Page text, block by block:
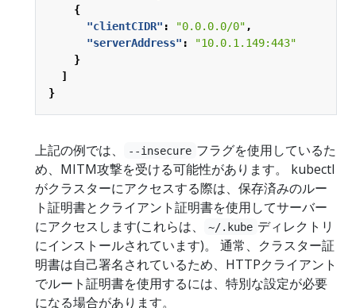
{
"clientCIDR" : "0.0.0.0/0" ,
"serverAddress" :
"10.0.1.149:443"
}
]
}
上記の例では、 --insecure フラグを使用しているた
め、MITM攻撃を受ける可能性があります。 kubectl
がクラスターにアクセスする際は、保存済みのルー
ト証明書とクライアント証明書を使用してサーバー
にアクセスします(これらは、
~/.kube ディレクトリ
にインストールされています)。 通常、クラスター証
明書は自己署名されているため、HTTPクライアント
でルート証明書を使用するには、特別な設定が必要
になる場合があります。